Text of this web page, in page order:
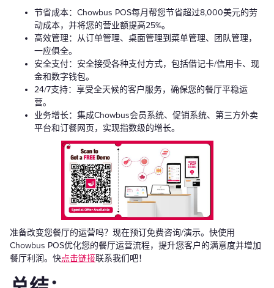
节省成本：Chowbus POS每月帮您节省超过8,000美元的劳
动成本，并将您的营业额提高25%。
高效管理：从订单管理、桌面管理到菜单管理、团队管理，
一应俱全。
安全支付：安全接受各种支付方式，包括借记卡/信用卡、现
金和数字钱包。
24/7支持：享受全天候的客户服务，确保您的餐厅平稳运
营。
业务增长：集成Chowbus会员系统、促销系统、第三方外卖
平台和订餐网页，实现指数级的增长。
准备改变您餐厅的运营吗？现在预订免费咨询/演示。快使用
Chowbus POS优化您的餐厅运营流程，提升您客户的满意度并增加
餐厅利润。快点击链接联系我们吧！